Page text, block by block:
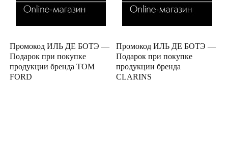
Промокод ИЛЬ ДЕ БОТЭ —
Подарок при покупке
продукции бренда TOM
FORD
Промокод ИЛЬ ДЕ БОТЭ —
Подарок при покупке
продукции бренда
CLARINS